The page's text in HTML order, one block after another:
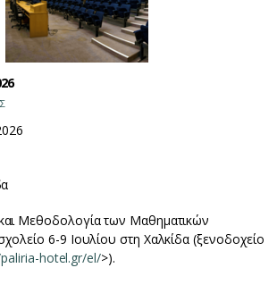
Μεθοδολογία των Μαθηματικών
6-9 Ιουλίου στη Χαλκίδα (ξενοδοχείο
hotel.gr/el/>).